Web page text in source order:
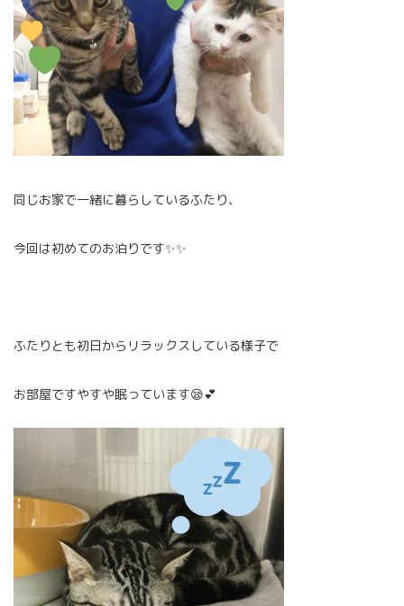
同じお家で一緒に暮らしているふたり、
今回は初めてのお泊りです✨✨
ふたりとも初日からリラックスしている様子で
お部屋ですやすや眠っています😪💕